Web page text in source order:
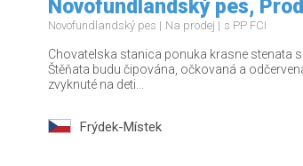
Novofundlandský pes,
Novofundlandský pes Na prodej s PP FCI
Chovatelska stanica ponuka krasne stenata s
Štěňata budu čipována, očkovaná a
zvyknuté na deti...
Frýdek-Místek